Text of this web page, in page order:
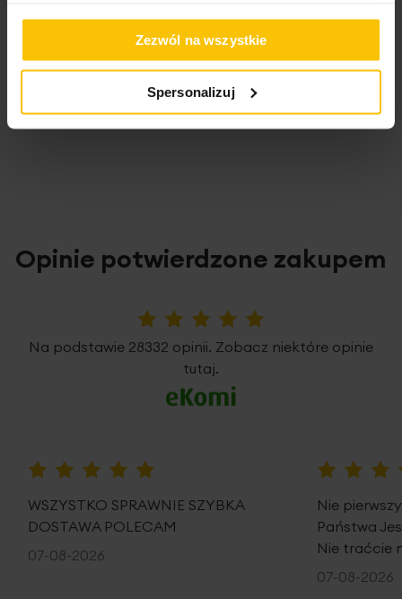
Zezwól na wszystkie
Spersonalizuj
To może Cię zainteresować
Opinie potwierdzone zakupem
Na podstawie 28332 opinii. Zobacz niektóre opinie
tutaj.
WSZYSTKO SPRAWNIE SZYBKA
DOSTAWA POLECAM
07-08-2026
Nie
Państwa
Nie traćcie
07-08-2026